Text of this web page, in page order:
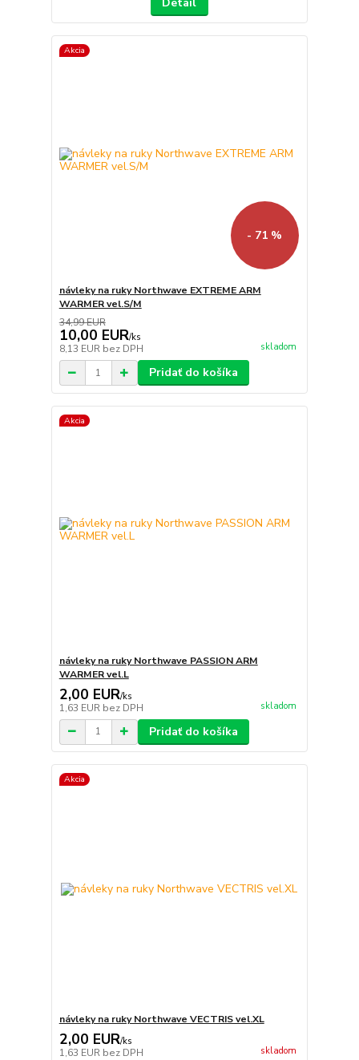
Akcia
- 71 %
návleky na ruky Northwave EXTREME ARM
WARMER vel.S/M
34,99 EUR
10,00 EUR/ks
8,13 EUR bez DPH skladom
Pridať do košíka
Akcia
návleky na ruky Northwave PASSION ARM
WARMER vel.L
2,00 EUR/ks
1,63 EUR bez DPH skladom
Pridať do košíka
Akcia
návleky na ruky Northwave VECTRIS vel.XL
2,00 EUR/ks
1,63 EUR bez DPH skladom